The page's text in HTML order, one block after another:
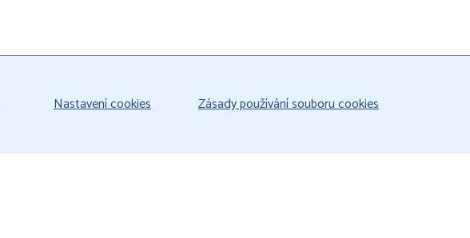
Nastavení cookies Zásady používání souboru cookies